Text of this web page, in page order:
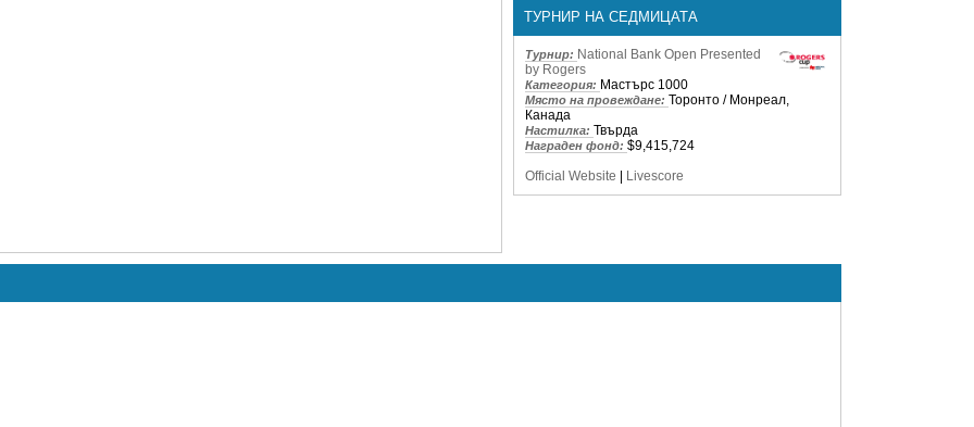
ТУРНИР НА СЕДМИЦАТА
Турнир: National Bank Open Presented
by Rogers
Категория: Мастърс 1000
Място на провеждане: Торонто / Монреал,
Канада
Настилка: Твърда
Награден фонд: $9,415,724
Official Website | Livescore